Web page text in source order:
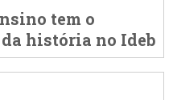
tem o
história no Ideb